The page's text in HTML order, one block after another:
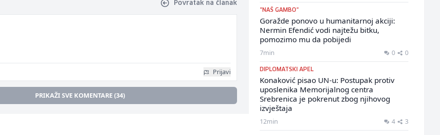
Povratak na članak
Prijavi
PRIKAŽI SVE KOMENTARE (34)
"NAŠ GAMBO"
Goražde ponovo u humanitarnoj akciji:
Nermin Efendić vodi najtežu bitku,
pomozimo mu da pobijedi
7min 0 0
DIPLOMATSKI APEL
Konaković pisao UN-u: Postupak protiv
uposlenika Memorijalnog centra
Srebrenica je pokrenut zbog njihovog
izvještaja
12min 4 3